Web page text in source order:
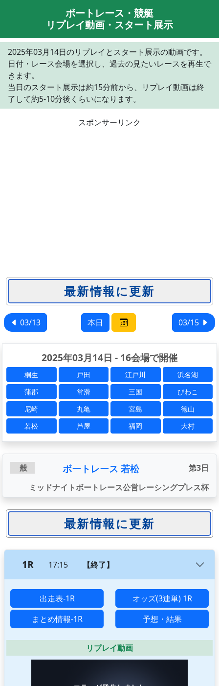
ボートレース・競艇
リプレイ動画・スタート展示
2025年03月14日のリプレイとスタート展示の動画です。
日付・レース会場を選択し、過去の見たいレースを再生で
きます。
当日のスタート展示は約15分前から、リプレイ動画は終
了して約5-10分後くらいになります。
スポンサーリンク
03/13 本日 03/15
2025年03月14日 - 16会場で開催
桐生 戸田 江戸川
浜名湖
蒲郡
常滑 三国
びわこ
尼崎
丸亀 宮島
徳山
若松
芦屋 福岡 大村
般 ボートレース 若松
第3日
ミッドナイトボートレース公営レーシングプレス杯
1R 17:15 【終了】
出走表-1R
オッズ(3連単) 1R
まとめ情報-1R
予想・結果
リプレイ動画